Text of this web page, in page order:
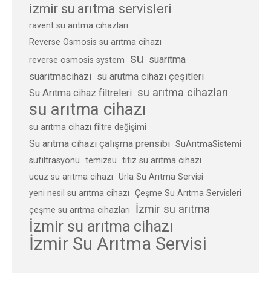
izmir su arıtma servisleri
ravent su arıtma cihazları
Reverse Osmosis su arıtma cihazı
reverse osmosis system
su suaritma
suaritmacihazi su arutma cihazı çeşitleri
Su Arıtma cihaz filtreleri su arıtma cihazları
su arıtma cihazı
su arıtma cihazı filtre değişimi
Su arıtma cihazı çalışma prensibi
SuArıtmaSistemi
sufiltrasyonu
temizsu
titiz su arıtma cihazı
ucuz su arıtma cihazı
Urla Su Arıtma Servisi
yeni nesil su arıtma cihazı
Çeşme Su Arıtma Servisleri
çeşme su arıtma cihazları
İzmir su arıtma
İzmir su arıtma cihazı
İzmir Su Arıtma Servisi